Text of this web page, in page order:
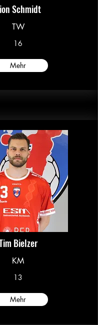
Schmidt
TW
16
Mehr
Bielzer
KM
13
Mehr